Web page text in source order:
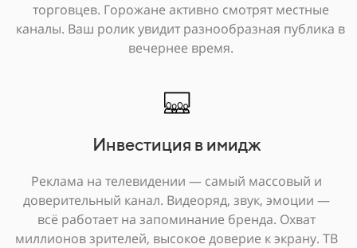
торговцев. Горожане активно смотрят местные
каналы. Ваш ролик увидит разнообразная публика в
вечернее время.
Инвестиция в имидж
Реклама на телевидении — самый массовый и
доверительный канал. Видеоряд, звук, эмоции —
всё работает на запоминание бренда. Охват
миллионов зрителей, высокое доверие к экрану. ТВ